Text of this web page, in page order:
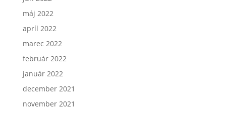
máj 2022
apríl 2022
marec 2022
február 2022
január 2022
december 2021
november 2021